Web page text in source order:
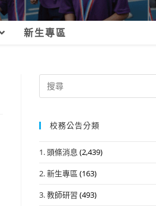
新生專區
Search
for:
校務公告分類
1. 頭條消息 (2,439)
2. 新生專區 (163)
3. 教師研習 (493)